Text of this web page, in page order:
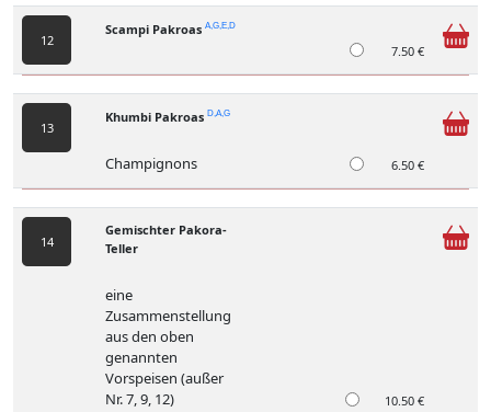
12
Scampi Pakroas A,G,E,D
7.50 €
13
Khumbi Pakroas D,A,G
Champignons 6.50 €
14
Gemischter Pakora-
Teller
eine
Zusammenstellung
aus den oben
genannten
Vorspeisen (außer
Nr. 7, 9, 12)
10.50 €